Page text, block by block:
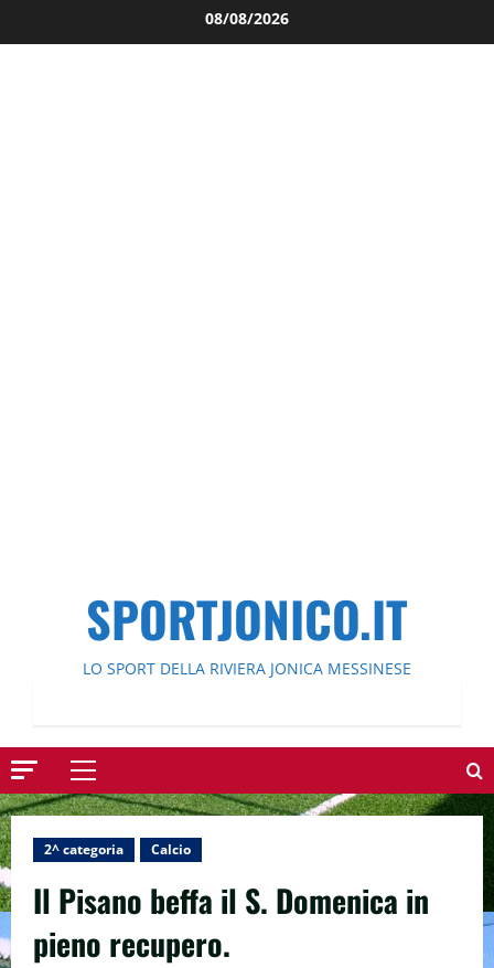
al
08/08/2026
SPORTJONICO.IT
LO SPORT DELLA RIVIERA JONICA MESSINESE
Menu
principale
2^ categoria Calcio
Il Pisano beffa il S. Domenica in
pieno recupero.